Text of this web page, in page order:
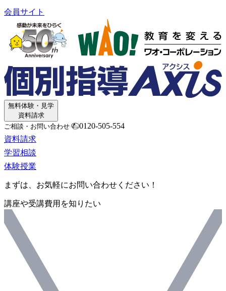
会員サイト
無料体験・見学
資料請求
ご相談・お問い合わせ
0120-505-554
資料請求
学習相談
体験授業
まずは、お気軽にお問い合わせください！
講座や受講費用を知りたい